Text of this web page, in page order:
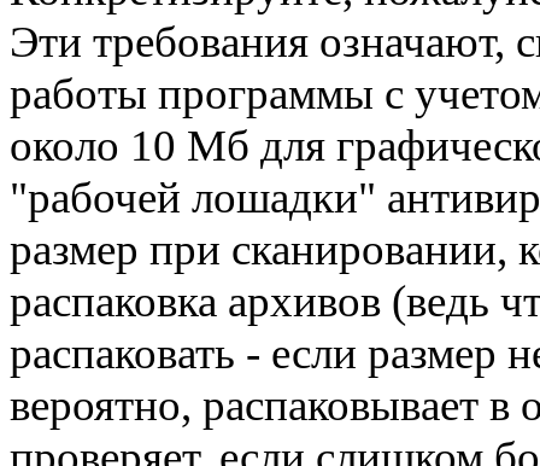
Эти требования означают,
работы программы с
около 10 Мб для
"рабочей лошадки"
размер при сканировании,
распаковка архивов (ведь
распаковать - если размер
вероятно, распаковывает